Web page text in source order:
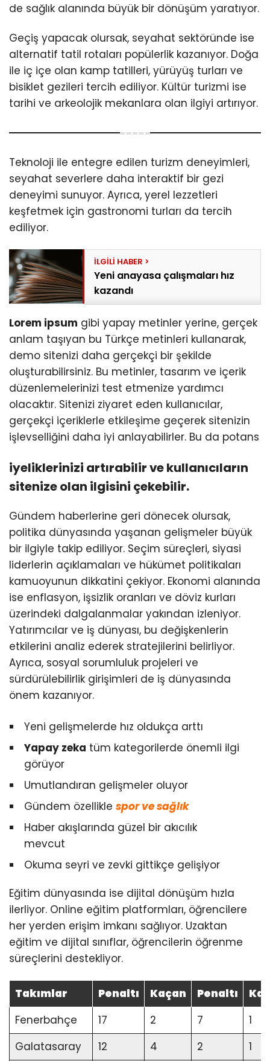
de sağlık alanında büyük bir dönüşüm yaratıyor.
Geçiş yapacak olursak, seyahat sektöründe ise
alternatif tatil rotaları popülerlik kazanıyor. Doğa
ile iç içe olan kamp tatilleri, yürüyüş turları ve
bisiklet gezileri tercih ediliyor. Kültür turizmi ise
tarihi ve arkeolojik mekanlara olan ilgiyi artırıyor.
Teknoloji ile entegre edilen turizm deneyimleri,
seyahat severlere daha interaktif bir gezi
deneyimi sunuyor. Ayrıca, yerel lezzetleri
keşfetmek için gastronomi turları da tercih
ediliyor.
Yeni anayasa çalışmaları hız
kazandı
Lorem ipsum gibi yapay metinler yerine, gerçek
anlam taşıyan bu Türkçe metinleri kullanarak,
demo sitenizi daha gerçekçi bir şekilde
oluşturabilirsiniz. Bu metinler, tasarım ve içerik
düzenlemelerinizi test etmenize yardımcı
olacaktır. Sitenizi ziyaret eden kullanıcılar,
gerçekçi içeriklerle etkileşime geçerek sitenizin
işlevselliğini daha iyi anlayabilirler. Bu da potans
iyeliklerinizi artırabilir ve kullanıcıların
sitenize olan ilgisini çekebilir.
Gündem haberlerine geri dönecek olursak,
politika dünyasında yaşanan gelişmeler büyük
bir ilgiyle takip ediliyor. Seçim süreçleri, siyasi
liderlerin açıklamaları ve hükümet politikaları
kamuoyunun dikkatini çekiyor. Ekonomi alanında
ise enflasyon, işsizlik oranları ve döviz kurları
üzerindeki dalgalanmalar yakından izleniyor.
Yatırımcılar ve iş dünyası, bu değişkenlerin
etkilerini analiz ederek stratejilerini belirliyor.
Ayrıca, sosyal sorumluluk projeleri ve
sürdürülebilirlik girişimleri de iş dünyasında
önem kazanıyor.
Yeni gelişmelerde hız oldukça arttı
Yapay zeka tüm kategorilerde önemli ilgi
görüyor
Umutlandıran gelişmeler oluyor
Gündem özellikle spor ve sağlık
Haber akışlarında güzel bir akıcılık
mevcut
Okuma seyri ve zevki gittikçe gelişiyor
Eğitim dünyasında ise dijital dönüşüm hızla
ilerliyor. Online eğitim platformları, öğrencilere
her yerden erişim imkanı sağlıyor. Uzaktan
eğitim ve dijital sınıflar, öğrencilerin öğrenme
süreçlerini destekliyor.
Takımlar Penaltı Kaçan Penaltı
Fenerbahçe
17 2 7
1
Galatasaray
12 4 2 1